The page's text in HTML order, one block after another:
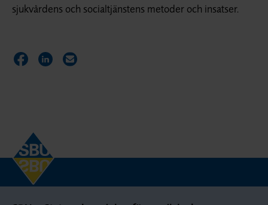
sjukvårdens och socialtjänstens metoder och insatser.
Dela sidan på Facebook
Dela sidan på LinkedIn
Dela sidan via E-post